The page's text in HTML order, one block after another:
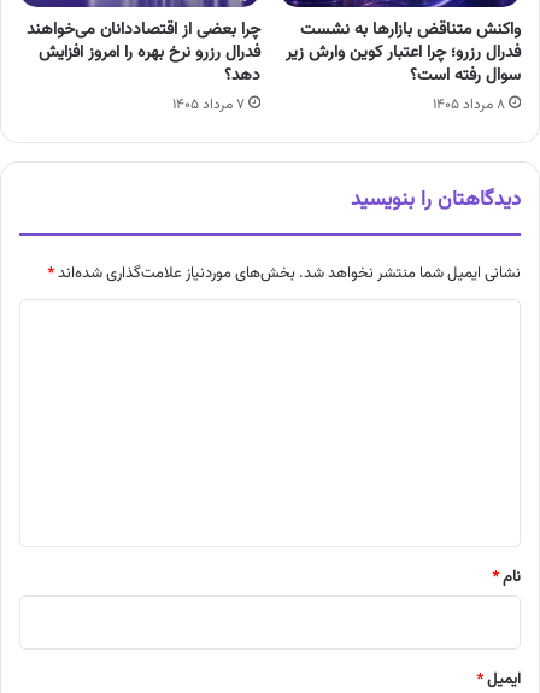
واکنش متناقض بازارها به نشست
فدرال رزرو؛ چرا اعتبار کوین وارش زیر
سوال رفته است؟
۸ مرداد ۱۴۰۵
چرا بعضی از اقتصاددانان می‌خواهند
فدرال رزرو نرخ بهره را امروز افزایش
دهد؟
۷ مرداد ۱۴۰۵
دیدگاهتان را بنویسید
نشانی ایمیل شما منتشر نخواهد شد. بخش‌های موردنیاز علامت‌گذاری شده‌اند*
نام*
ایمیل*